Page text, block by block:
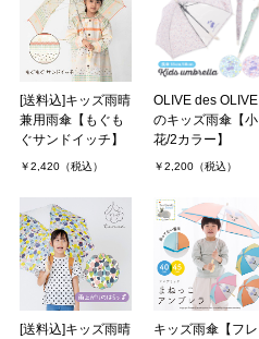
[送料込]キッズ雨晴
兼用雨傘【もぐも
ぐサンドイッチ】
￥2,420（税込）
OLIVE des OLIVE
のキッズ雨傘【小
花/2カラー】
￥2,200（税込）
[送料込]キッズ雨晴
キッズ雨傘【フレ